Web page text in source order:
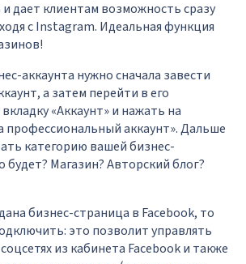
дает клиентам возможность сразу
с Instagram. Идеальная функция
аккаунта нужно сначала завести
а затем перейти в его
«Аккаунт» и нажать на
профессиональный аккаунт». Дальше
категорию вашей бизнес-
Магазин? Авторский блог?
бизнес-страница в Facebook, то
это позволит управлять
из кабинета Facebook и также